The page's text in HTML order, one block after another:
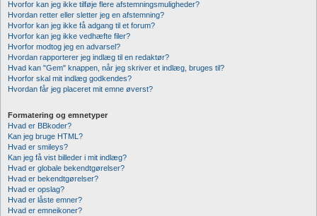
Hvorfor kan jeg ikke tilføje flere afstemningsmuligheder?
Hvordan retter eller sletter jeg en afstemning?
Hvorfor kan jeg ikke få adgang til et forum?
Hvorfor kan jeg ikke vedhæfte filer?
Hvorfor modtog jeg en advarsel?
Hvordan rapporterer jeg indlæg til en redaktør?
Hvad kan "Gem" knappen, når jeg skriver et indlæg, bruges til?
Hvorfor skal mit indlæg godkendes?
Hvordan får jeg placeret mit emne øverst?
Formatering og emnetyper
Hvad er BBkoder?
Kan jeg bruge HTML?
Hvad er smileys?
Kan jeg få vist billeder i mit indlæg?
Hvad er globale bekendtgørelser?
Hvad er bekendtgørelser?
Hvad er opslag?
Hvad er låste emner?
Hvad er emneikoner?